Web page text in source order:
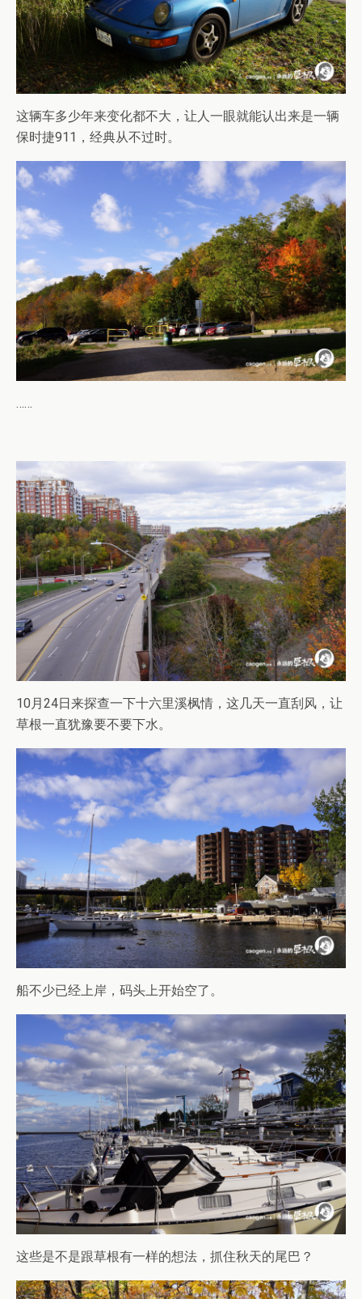
这辆车多少年来变化都不大，让人一眼就能认出来是一辆
保时捷911，经典从不过时。
……
10月24日来探查一下十六里溪枫情，这几天一直刮风，让
草根一直犹豫要不要下水。
船不少已经上岸，码头上开始空了。
这些是不是跟草根有一样的想法，抓住秋天的尾巴？